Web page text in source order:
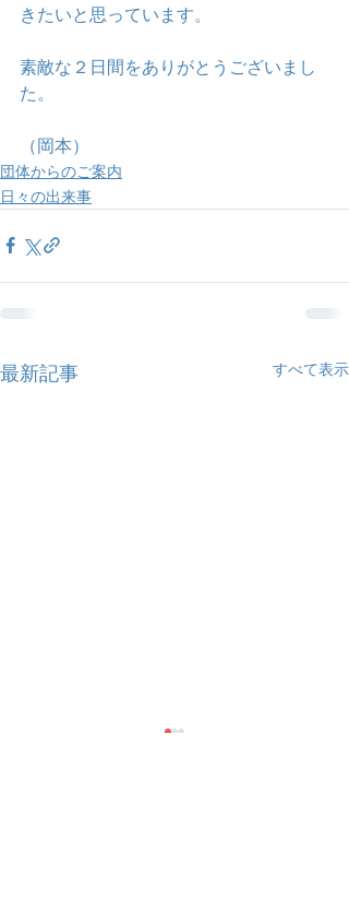
きたいと思っています。
素敵な２日間をありがとうございまし
た。
（岡本）
団体からのご案内
日々の出来事
最新記事 すべて表示